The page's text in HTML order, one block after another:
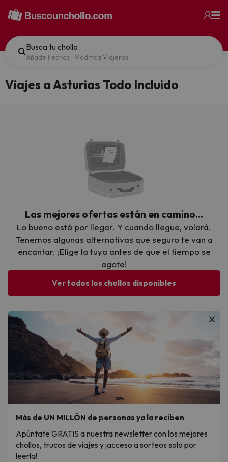
Busca tu chollo
Añade Fechas | Modifica Viajeros
Viajes a Asturias Todo Incluido
Las mejores ofertas están en camino…
Lo bueno está por llegar. Y cuando llegue, volará.
Tenemos algunas alternativas que seguro te van a
encantar. ¡Elige la tuya antes de que el tiempo se
agote!
Ver todos los chollos disponibles
Más de UN MILLÓN de personas ya la reciben
Apúntate GRATIS a nuestra newsletter con los mejores
chollos, trucos de viajes y ¡acceso a sorteos solo por
leerla!